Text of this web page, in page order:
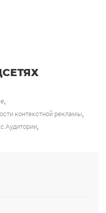
контекстной рекламы